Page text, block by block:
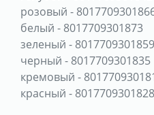
розовый -
белый - 8017709301873
зеленый - 8017709301859
черный - 8017709301835
кремовый -
красный - 8017709301828